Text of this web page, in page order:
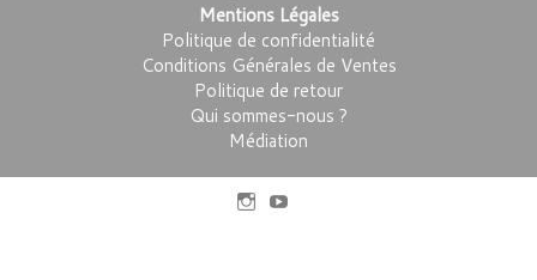
Mentions Légales
Politique de confidentialité
Conditions Générales de Ventes
Politique de retour
Qui sommes-nous ?
Médiation